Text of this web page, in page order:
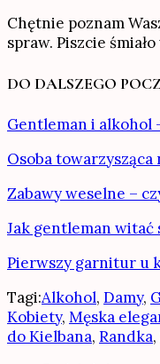
Chętnie poznam
spraw. Piszcie
DO DALSZEGO
Gentleman i alkohol
Osoba
Zabawy weselne –
Jak gentleman witać
Pierwszy garnitur u
Tagi:Alkohol, Damy,
Kobiety, Męska
do Kielbana, Randka,